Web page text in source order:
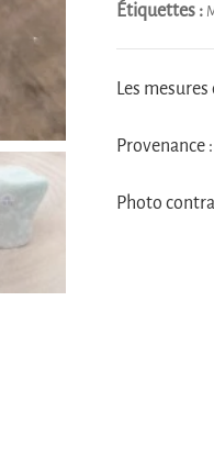
Étiquettes :
Les
Provenance
Photo